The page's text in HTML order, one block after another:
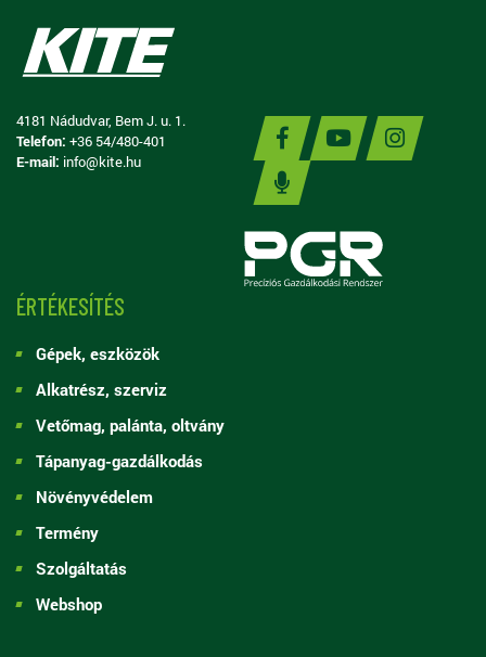
4181 Nádudvar, Bem J. u. 1.
Telefon: +36 54/480-401
E-mail: info@kite.hu
ÉRTÉKESÍTÉS
Gépek, eszközök
Alkatrész, szerviz
Vetőmag, palánta, oltvány
Tápanyag-gazdálkodás
Növényvédelem
Termény
Szolgáltatás
Webshop